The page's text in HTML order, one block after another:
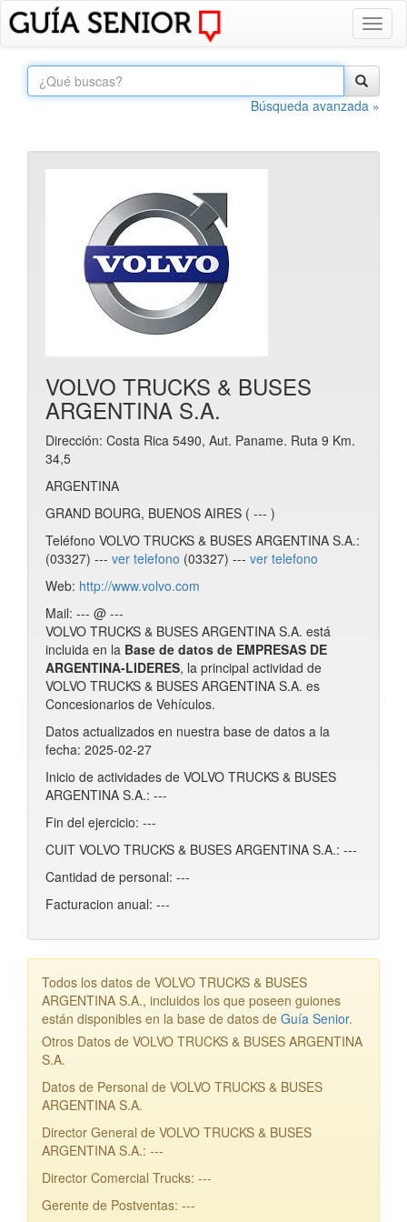
Búsqueda avanzada »
VOLVO TRUCKS & BUSES
ARGENTINA S.A.
Dirección: Costa Rica 5490, Aut. Paname. Ruta 9 Km.
34,5
ARGENTINA
GRAND BOURG, BUENOS AIRES ( --- )
Teléfono VOLVO TRUCKS & BUSES ARGENTINA S.A.:
(03327) --- ver telefono (03327) --- ver telefono
Web: http://www.volvo.com
Mail: --- @ ---
VOLVO TRUCKS & BUSES ARGENTINA S.A. está
incluida en la Base de datos de EMPRESAS DE
ARGENTINA-LIDERES, la principal actividad de
VOLVO TRUCKS & BUSES ARGENTINA S.A. es
Concesionarios de Vehículos.
Datos actualizados en nuestra base de datos a la
fecha: 2025-02-27
Inicio de actividades de VOLVO TRUCKS & BUSES
ARGENTINA S.A.: ---
Fin del ejercicio: ---
CUIT VOLVO TRUCKS & BUSES ARGENTINA S.A.: ---
Cantidad de personal: ---
Facturacion anual: ---
Todos los datos de VOLVO TRUCKS & BUSES
ARGENTINA S.A., incluidos los que poseen guiones
están disponibles en la base de datos de Guía Senior.
Otros Datos de VOLVO TRUCKS & BUSES ARGENTINA
S.A.
Datos de Personal de VOLVO TRUCKS & BUSES
ARGENTINA S.A.
Director General de VOLVO TRUCKS & BUSES
ARGENTINA S.A.: ---
Director Comercial Trucks: ---
Gerente de Postventas: ---